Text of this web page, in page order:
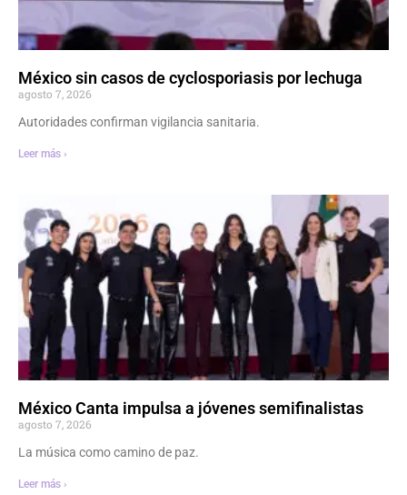
México sin casos de cyclosporiasis por lechuga
agosto 7, 2026
Autoridades confirman vigilancia sanitaria.
Leer más ›
México Canta impulsa a jóvenes semifinalistas
agosto 7, 2026
La música como camino de paz.
Leer más ›